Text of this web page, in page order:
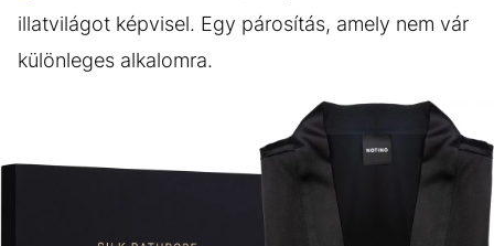
illatvilágot képvisel. Egy párosítás, amely nem vár
különleges alkalomra.